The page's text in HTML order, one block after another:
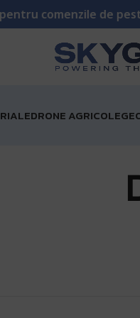
de peste 1000
DRONE AGRICOLE